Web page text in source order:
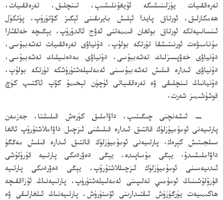
تەرەققىيات يۈزلىنىشىگە ئۇيغۇنلىشىپ، تىنچلىق، تەرەققىيات،
ھەمكارلىق، ئورتاق پايدا ئېلىش بايرىقىنى ئېگىز كۆتۈرۈپ، پۈتكۈل
ئىنسانىيەتكە ئورتاق بولغان قىممەتنى ئەۋج ئالدۇرۇپ، يېڭىچە خەلقئارا
مۇناسىۋەت ئورنىتىشقا تۈرتكە بولۇپ، دۇنياۋى تەرەققىيات تەشەببۇسى،
دۇنياۋى خەۋپسىزلىك تەشەببۇسى، دۇنياۋى مەدەنىيلىك تەشەببۇسى،
دۇنياۋى ئىدارە قىلىش تەشەببۇسىنى ئەمەلىيلەشتۈرۈشكە تۈرتكە بولۇپ،
دۇنيانىڭ تىنچلىقى ۋە تەرەققىياتى ئۈچۈن تېخىمۇ كۆپ ئاكتىپ كۈچ
قوشۇشىمىز شەرت.
− ئىشەنچنى چىڭىتىپ، داۋاملىق كۈرەش قىلىشتا، جەزمەن
پارتىيەنى ئومۇميۈزلۈك قاتتىق ئىدارە قىلىشنى ئىزچىل داۋاملاشتۇرۇپ ئالغا
سىلجىتىش كېرەك. پارتىيەنى ئومۇميۈزلۈك قاتتىق ئىدارە قىلىش مەڭگۈ
داۋاملىشىدۇ. يېڭى مۇساپىدە، يېڭى دەۋردىكى پارتىيە قۇرۇلۇشى
ئىدىيەسىنى ئومۇميۈزلۈك ئىزچىللاشتۇرۇپ، يېڭى دەۋردىكى پارتىيە
قۇرۇلۇشىنىڭ ئومۇمىي تەلىپىنى ئەمەلىيلەشتۈرۈپ، پارتىيەنىڭ ئۇزاققىچە
ھاكىمىيەت يۈرگۈزۈش ئىقتىدارىنى ئۆستۈرۈش، پارتىيەنىڭ ئىلغارلىقى ۋە